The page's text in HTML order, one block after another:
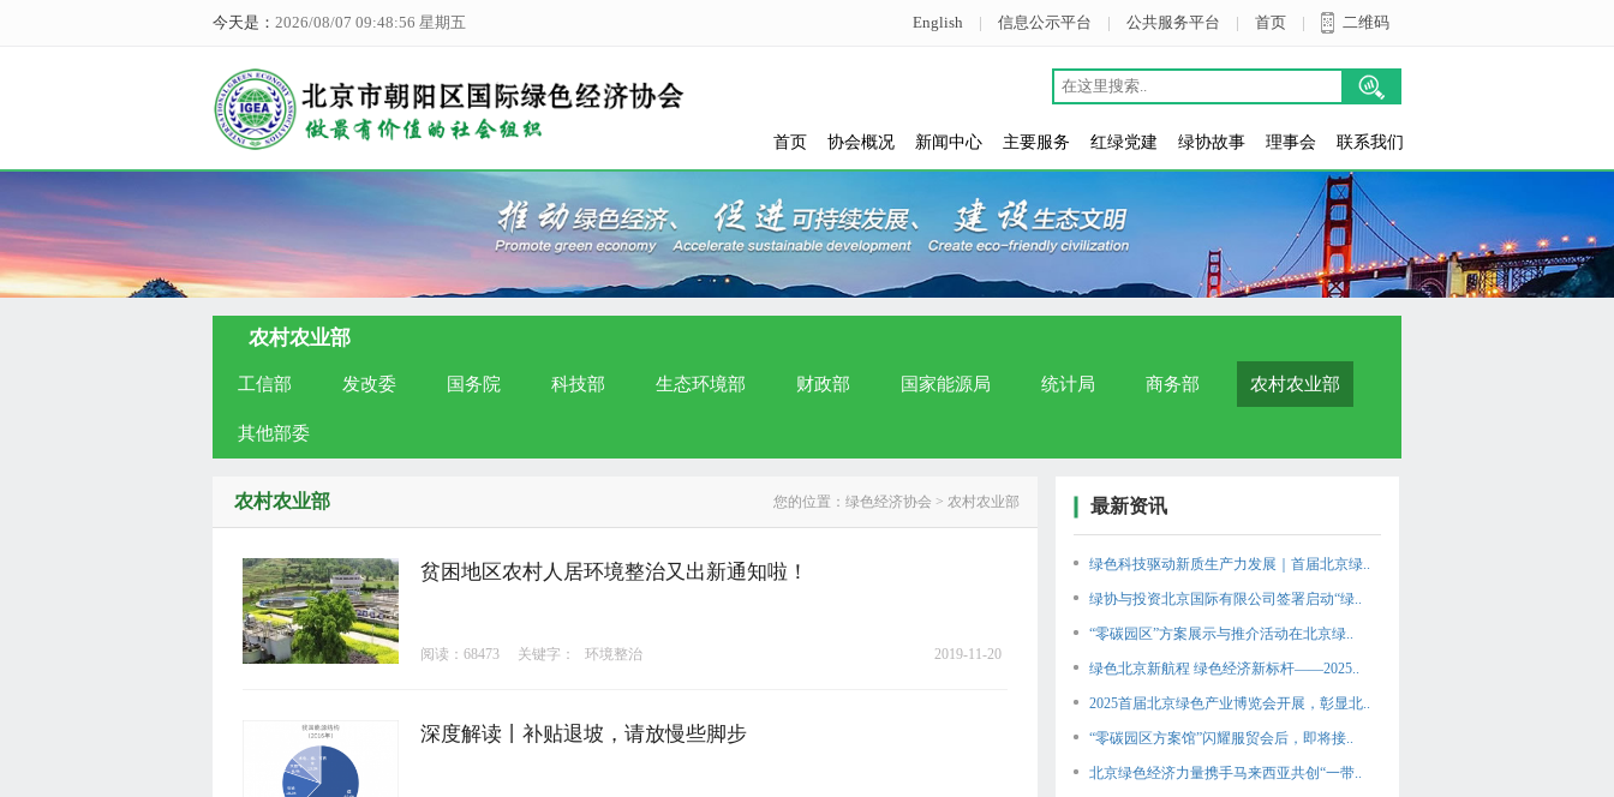
今天是： 2026/08/07 09:48:57 星期五 English | 信息公示平台 | 公共服务平台 | 首页 | 二维码
首页 协会概况 新闻中心 主要服务 红绿党建 绿协故事 理事会 联系我们
农村农业部
工信部 发改委 国务院 科技部 生态环境部 财政部 国家能源局 统计局 商务部 农村农业部
其他部委
农村农业部 您的位置：绿色经济协会 > 农村农业部
贫困地区农村人居环境整治又出新通知啦！
阅读：68473 关键字： 环境整治 2019-11-20
深度解读丨补贴退坡，请放慢些脚步
最新资讯
绿色科技驱动新质生产力发展｜首届北京绿..
绿协与投资北京国际有限公司签署启动“绿..
“零碳园区”方案展示与推介活动在北京绿..
绿色北京新航程 绿色经济新标杆——2025..
2025首届北京绿色产业博览会开展，彰显北..
“零碳园区方案馆”闪耀服贸会后，即将接..
北京绿色经济力量携手马来西亚共创“一带..